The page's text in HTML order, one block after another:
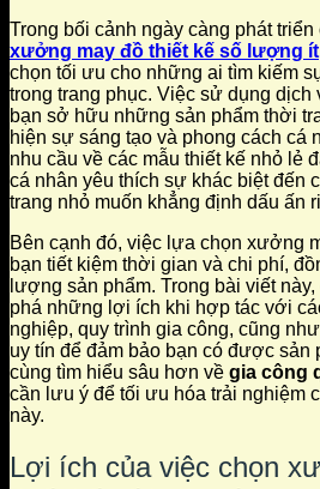
Trong bối cảnh ngày càng phát
xưởng may đồ thiết kế số lượng ít
chọn tối ưu cho những ai tìm kiếm
trong trang phục. Việc sử dụng dịch
bạn sở hữu những sản phẩm thời
hiện sự sáng tạo và phong cách cá
nhu cầu về các mẫu thiết kế nhỏ lẻ
cá nhân yêu thích sự khác biệt đến
trang nhỏ muốn khẳng định dấu ấn
Bên cạnh đó, việc lựa chọn xưởng
bạn tiết kiệm thời gian và chi phí,
lượng sản phẩm. Trong bài viết
phá những lợi ích khi hợp tác với
nghiệp, quy trình gia công, cũng
uy tín để đảm bảo bạn có được sản
cùng tìm hiểu sâu hơn về gia công
cần lưu ý để tối ưu hóa trải nghiệm
này.
Lợi ích của việc chọn